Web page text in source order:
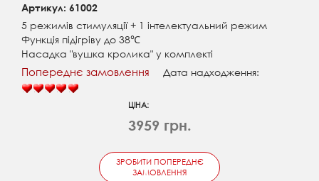
Артикул: 61002
5 режимів стимуляції + 1 інтелектуальний режим
Функція підігріву до 38℃
Насадка "вушка кролика" у комплекті
Попереднє замовлення Дата надходження:
ЦІНА:
3959 грн.
ЗРОБИТИ ПОПЕРЕДНЄ
ЗАМОВЛЕННЯ